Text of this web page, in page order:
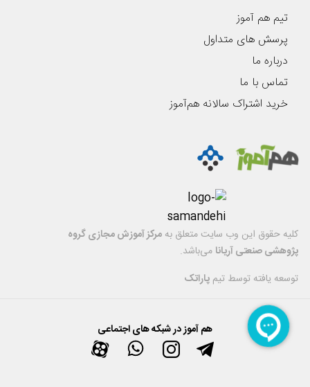
تیم هم آموز
پرسش های متداول
درباره ما
تماس با ما
خرید اشتراک سالانه هم‌آموز
کليه حقوق اين وب سایت متعلق به مرکز آموزش مجازی گروه
پژوهشی صنعتی آریانا می‌باشد.
توسعه یافته توسط تیم پاراتک
هم آموز در شبکه های اجتماعی